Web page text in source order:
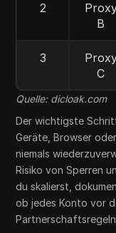
2
B
3
C
Quelle: dicloak.com
Der wichtigste
Geräte, Browser
niemals
Risiko von Sperren
du skalierst,
ob jedes Konto vor